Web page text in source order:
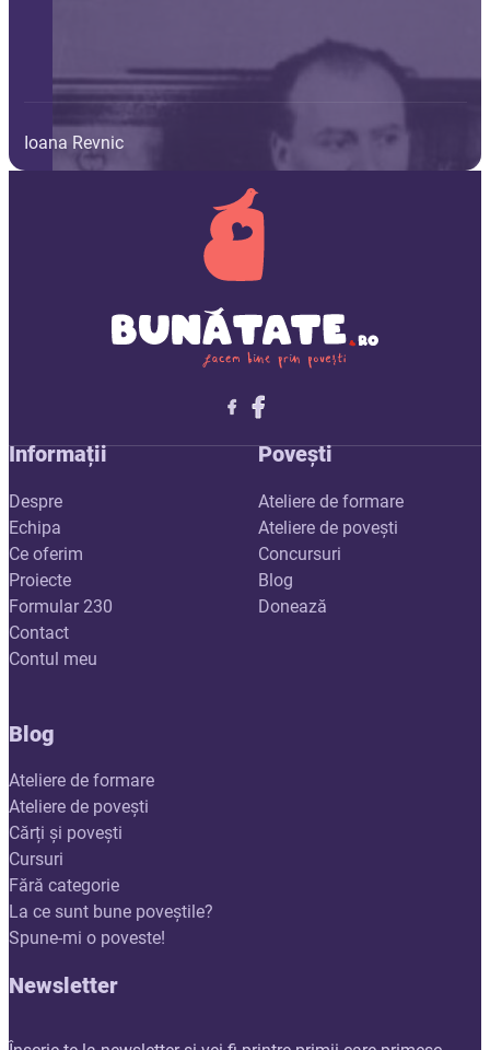
Ioana Revnic
Follow me on X
Follow me on LinkedIn
Follow me on X
Informații
Despre
Echipa
Ce oferim
Proiecte
Formular 230
Contact
Contul meu
Povești
Ateliere de formare
Ateliere de povești
Concursuri
Blog
Donează
Blog
Ateliere de formare
Ateliere de povești
Cărți și povești
Cursuri
Fără categorie
La ce sunt bune poveștile?
Spune-mi o poveste!
Newsletter